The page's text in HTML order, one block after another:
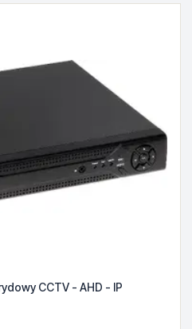
CCTV - AHD - IP